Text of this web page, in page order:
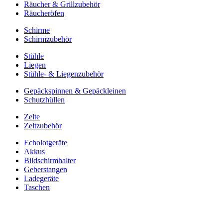
Räucher & Grillzubehör
Räucheröfen
Schirme
Schirmzubehör
Stühle
Liegen
Stühle- & Liegenzubehör
Gepäckspinnen & Gepäckleinen
Schutzhüllen
Zelte
Zeltzubehör
Echolotgeräte
Akkus
Bildschirmhalter
Geberstangen
Ladegeräte
Taschen